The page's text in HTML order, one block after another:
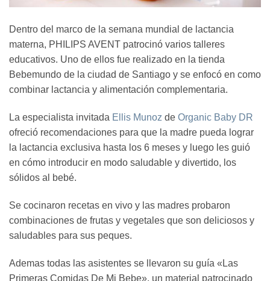
Dentro del marco de la semana mundial de lactancia
materna, PHILIPS AVENT patrocinó varios talleres
educativos. Uno de ellos fue realizado en la tienda
Bebemundo de la ciudad de Santiago y se enfocó en como
combinar lactancia y alimentación complementaria.
La especialista invitada Ellis Munoz de Organic Baby DR
ofreció recomendaciones para que la madre pueda lograr
la lactancia exclusiva hasta los 6 meses y luego les guió
en cómo introducir en modo saludable y divertido, los
sólidos al bebé.
Se cocinaron recetas en vivo y las madres probaron
combinaciones de frutas y vegetales que son deliciosos y
saludables para sus peques.
Ademas todas las asistentes se llevaron su guía «Las
Primeras Comidas De Mi Bebe», un material patrocinado